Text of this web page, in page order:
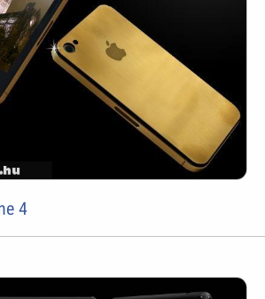
4